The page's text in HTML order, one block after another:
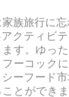
族旅行に
クティビ
す。ゆっ
ーコック
ーフード
とができ